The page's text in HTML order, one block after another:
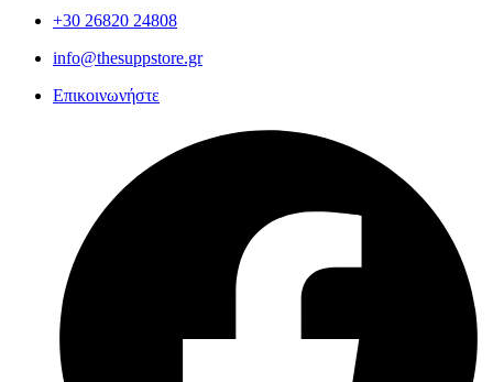
+30 26820 24808
info@thesuppstore.gr
Επικοινωνήστε